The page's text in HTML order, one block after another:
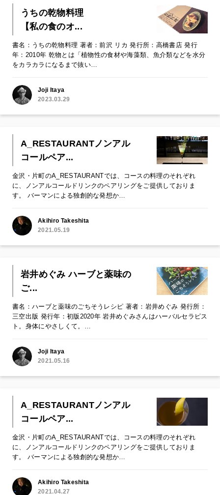
うちの乾物料理
【私の食のオ...
書名：うちの乾物料理 著者：前沢 リカ 発行所：高橋書店 発行
年：2010年 乾物とは「植物性の食材や海藻類、魚介類などを水分
をカラカラになるまで抜い…
Joji Itaya
2023.03.29
A_RESTAURANTノンアル
コールペア...
金沢・片町のA_RESTAURANTでは、コースの料理のそれぞれ
に、ノンアルコールドリンクのペアリングをご提供しておりま
す。 バーマンによる独創的な発想か…
Akihiro Takeshita
2021.05.19
岩井めぐみ ハーブと薬味の
ご...
書名：ハーブと薬味のごちそうレシピ 著者：岩井めぐみ 発行所：
三空出版 発行年：初版2020年 岩井めぐみさんはハーバルセラピス
ト。身体にやさしくて。…
Joji Itaya
2021.05.16
A_RESTAURANTノンアル
コールペア...
金沢・片町のA_RESTAURANTでは、コースの料理のそれぞれ
に、ノンアルコールドリンクのペアリングをご提供しておりま
す。 バーマンによる独創的な発想か…
Akihiro Takeshita
2021.04.27